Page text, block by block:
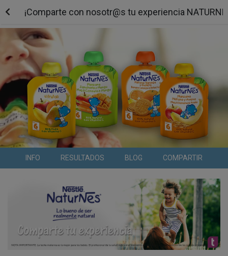
¡Comparte con nosotr@s tu experiencia
INFO RESULTADOS BLOG COMPARTIR